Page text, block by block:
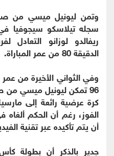
وتمن ليونيل ميسي من
ريفالدو لوزانو
الدقيقة 80 من عمر المباراة.
وفي الثواني الأخيرة من عمر
96 تمكن ليونيل ميسي من
كرة عرضية رائعة إلى
الفوز، رغم أن الحكم ألغاه
أن يتم تأكيده عبر تقنية
جدير بالذكر أن بطولة